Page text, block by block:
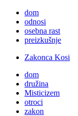
dom
odnosi
osebna rast
preizkušnje
Zakonca Kosi
dom
družina
Misticizem
otroci
zakon